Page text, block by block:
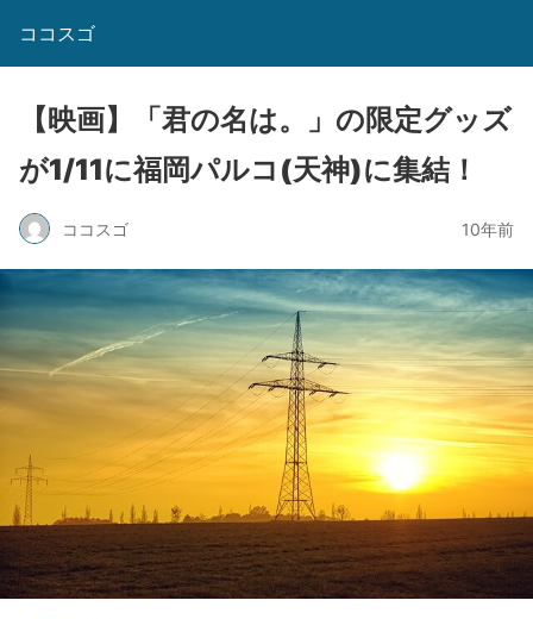
ココスゴ
【映画】「君の名は。」の限定グッズ
が1/11に福岡パルコ(天神)に集結！
ココスゴ 10年前